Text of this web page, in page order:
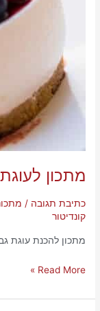
מתכון
כתיבת תגובה /
קונדיטור
מתכון להכנת עוגת
Read More »